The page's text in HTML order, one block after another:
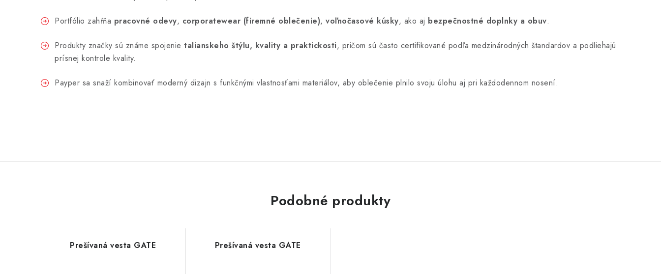
Portfólio zahŕňa pracovné odevy, corporatewear (firemné oblečenie), voľnočasové kúsky, ako aj bezpečnostné doplnky a obuv.
Produkty značky sú známe spojenie talianskeho štýlu, kvality a praktickosti, pričom sú často certifikované podľa medzinárodných štandardov a podliehajú
prísnej kontrole kvality.
Payper sa snaží kombinovať moderný dizajn s funkčnými vlastnosťami materiálov, aby oblečenie plnilo svoju úlohu aj pri každodennom nosení.
Podobné produkty
Prešívaná vesta GATE Prešívaná vesta GATE